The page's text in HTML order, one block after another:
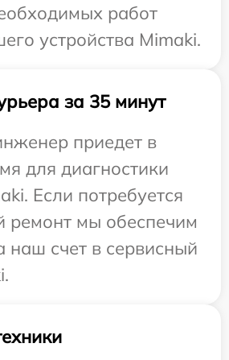
работ
устройства Mimaki.
за 35 минут
приедет в
для диагностики
Если потребуется
ремонт мы обеспечим
наш счет в сервисный